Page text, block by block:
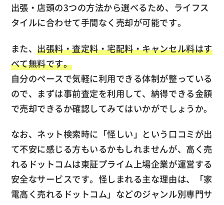
出張・店頭の3つの方法から選べるため、ライフス
タイルに合わせて手間なく売却が可能です。
また、出張料・査定料・宅配料・キャンセル料はす
べて無料です。
自分のペースで気軽に利用できる体制が整っている
ので、まずは事前査定を利用して、納得できる金額
で売却できるか確認してみてはいかがでしょうか。
なお、ネット検索時に「怪しい」という口コミが出
て不安に感じる方もいるかもしれませんが、高く売
れるドットコムは東証プライム上場企業が運営する
安全なサービスです。怪しまれる主な理由は、「家
電高く売れるドットコム」などのジャンル別専門サ